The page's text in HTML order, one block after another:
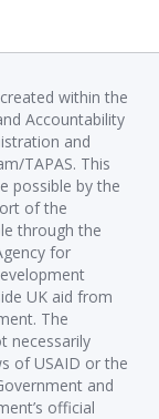
within the
Accountability
and
TAPAS. This
possible by the
of the
through the
for
UK aid from
The
necessarily
of USAID or the
and
official